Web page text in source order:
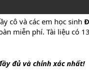
cô và các em học sinh
miễn phí. Tài liệu có
đủ và chính xác nhất!